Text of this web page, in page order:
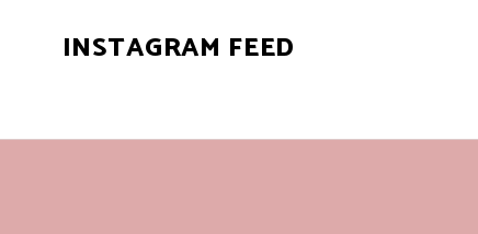
INSTAGRAM FEED